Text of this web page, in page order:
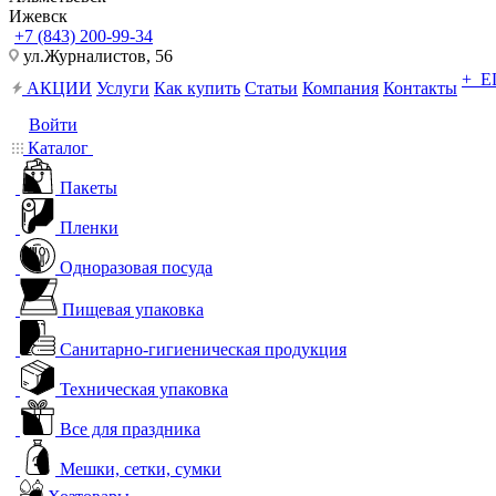
Ижевск
+7 (843) 200-99-34
ул.Журналистов, 56
АКЦИИ Услуги Как купить Статьи Компания Контакты +
Войти
Каталог
Пакеты
Пленки
Одноразовая посуда
Пищевая упаковка
Санитарно-гигиеническая продукция
Техническая упаковка
Все для праздника
Мешки, сетки, сумки